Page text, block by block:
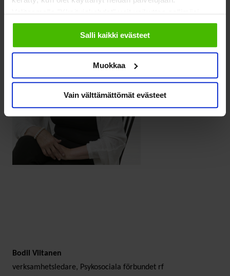
Valitsemalla "Yksityiskohdat" voit vaikuttaa sallimiisi
evästeisiin.
Salli kaikki evästeet
Muokkaa
Vain välttämättömät evästeet
Bodil Viitanen
verksamhetsledare, Psykosociala förbundet rf